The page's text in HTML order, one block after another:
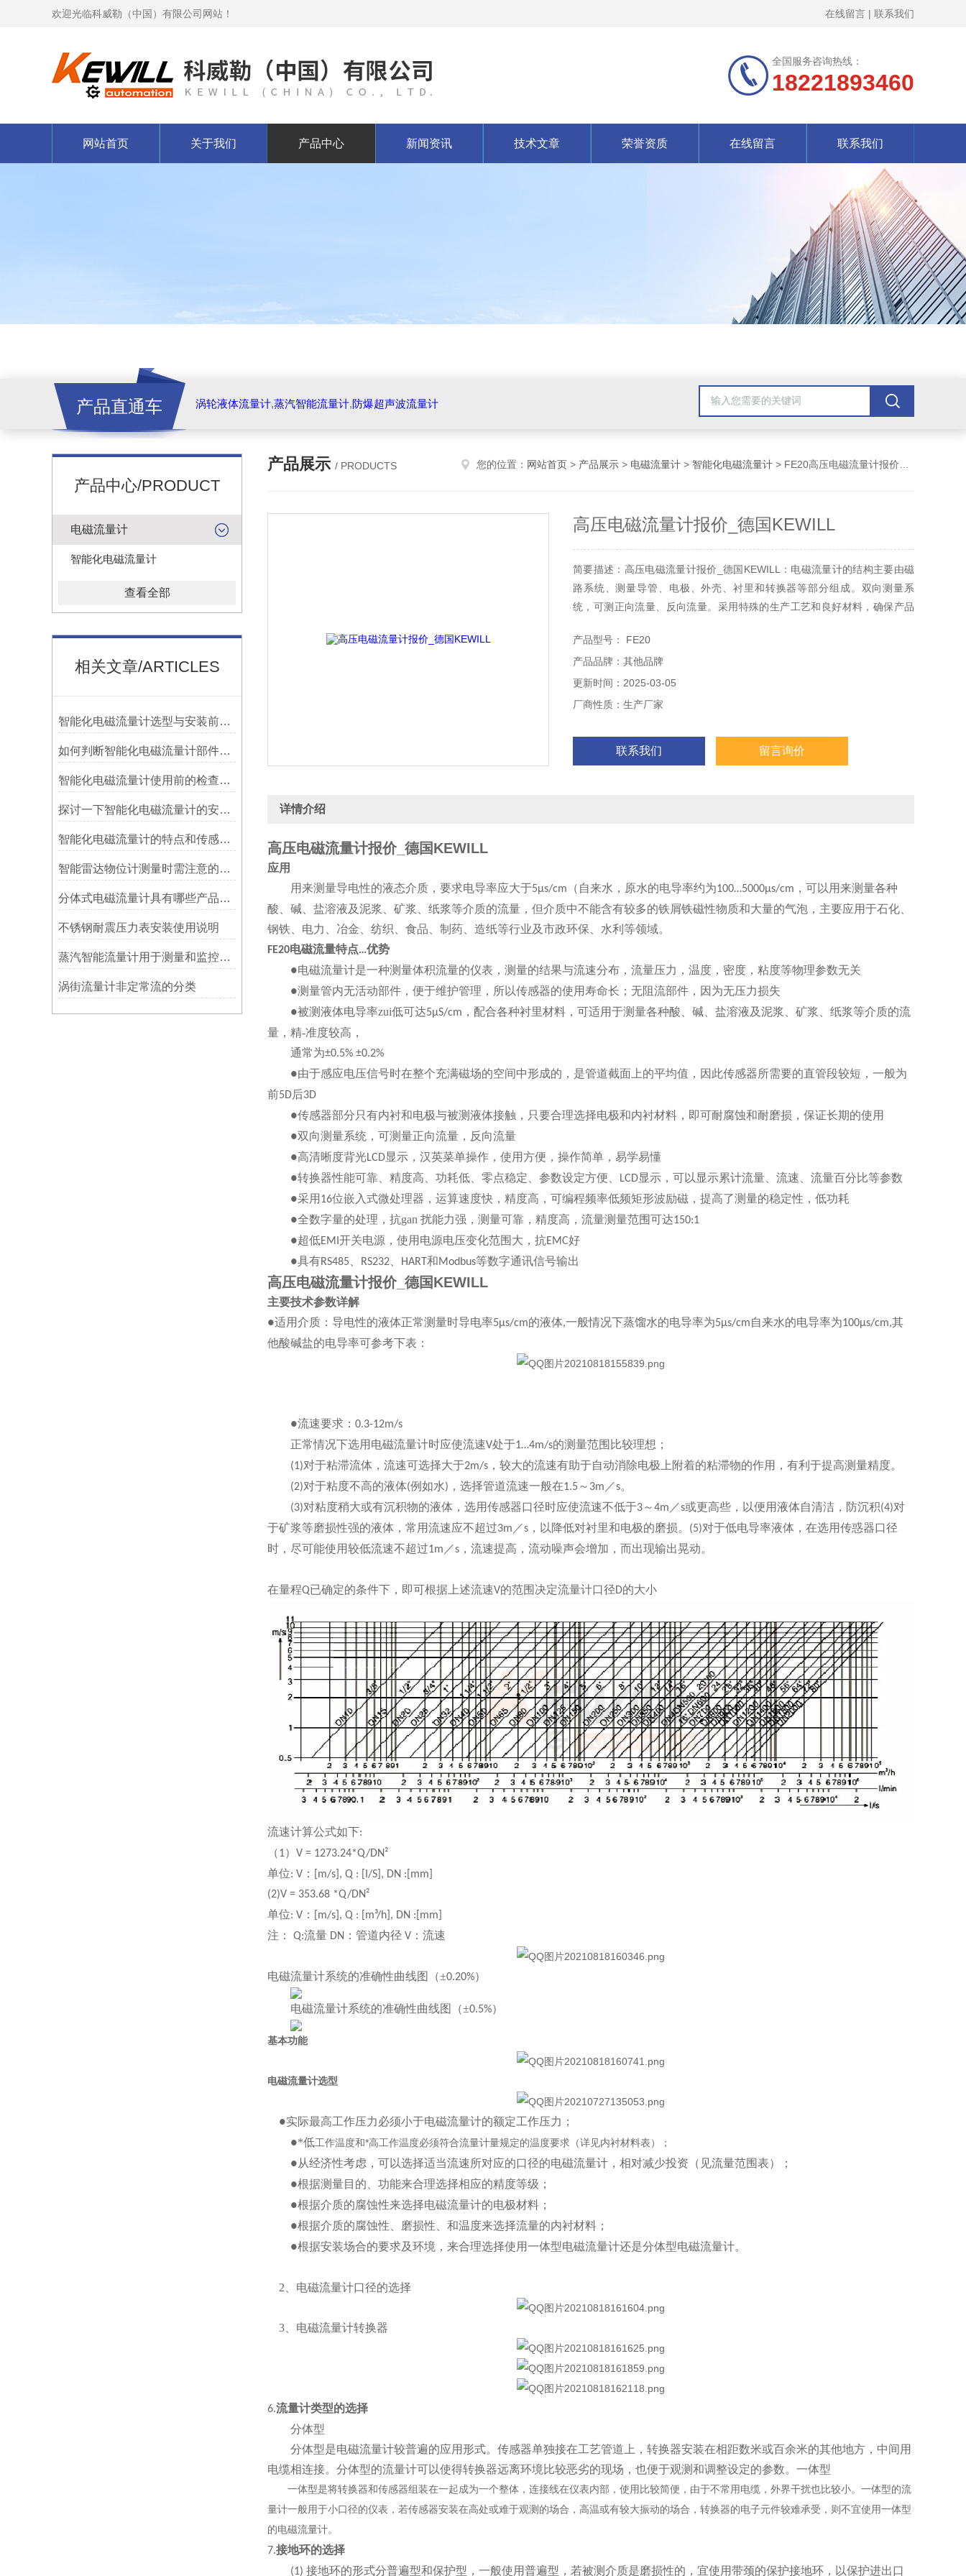
欢迎光临科威勒（中国）有限公司网站！ 在线留言 | 联系我们
全国服务咨询热线：
18221893460
网站首页 关于我们 产品中心 新闻资讯 技术文章 荣誉资质 在线留言 联系我们
产品直通车 涡轮液体流量计,蒸汽智能流量计,防爆超声波流量计
产品中心/PRODUCT
电磁流量计
智能化电磁流量计
查看全部
相关文章/ARTICLES
智能化电磁流量计选型与安装前准备
如何判断智能化电磁流量计部件是否需要更换
智能化电磁流量计使用前的检查工作
探讨一下智能化电磁流量计的安装要求
智能化电磁流量计的特点和传感器安装要点
智能雷达物位计测量时需注意的事项
分体式电磁流量计具有哪些产品特点呢？
不锈钢耐震压力表安装使用说明
蒸汽智能流量计用于测量和监控蒸汽流量的设备
涡街流量计非定常流的分类
产品展示 / PRODUCTS 您的位置： 网站首页 > 产品展示 > 电磁流量计 > 智能化电磁流量计 > FE20高压电磁流量计报价_德国KEWILL
高压电磁流量计报价_德国KEWILL
简要描述：高压电磁流量计报价_德国KEWILL：电磁流量计的结构主要由磁
路系统、测量导管、电极、外壳、衬里和转换器等部分组成。双向测量系
统，可测正向流量、反向流量。采用特殊的生产工艺和良好材料，确保产品
产品型号： FE20
产品品牌：其他品牌
更新时间：2025-03-05
厂商性质：生产厂家
联系我们 留言询价
详情介绍
高压电磁流量计报价_德国KEWILL
应用
用来测量导电性的液态介质，要求电导率应大于5μs/cm （自来水，原水的电导率约为100…5000μs/cm ，可以用来测量各种
酸、碱、盐溶液及泥浆、矿浆、纸浆等介质的流量，但介质中不能含有较多的铁屑铁磁性物质和大量的气泡，主要应用于石化、
钢铁、电力、冶金、纺织、食品、制药、造纸等行业及市政环保、水利等领域。
FE20电磁流量特点…优势
●电磁流量计是一种测量体积流量的仪表，测量的结果与流速分布，流量压力，温度，密度，粘度等物理参数无关
●测量管内无活动部件，便于维护管理，所以传感器的使用寿命长；无阻流部件，因为无压力损失
●被测液体电导率zui低可达5μS/cm ，配合各种衬里材料，可适用于测量各种酸、碱、盐溶液及泥浆、矿浆、纸浆等介质的流
量，精-准度较高，
通常为±0.5% ±0.2%
●由于感应电压信号时在整个充满磁场的空间中形成的，是管道截面上的平均值，因此传感器所需要的直管段较短，一般为
前5D后3D
●传感器部分只有内衬和电极与被测液体接触，只要合理选择电极和内衬材料，即可耐腐蚀和耐磨损，保证长期的使用
●双向测量系统，可测量正向流量，反向流量
●高清晰度背光LCD显示，汉英菜单操作，使用方便，操作简单，易学易懂
●转换器性能可靠、精度高、功耗低、零点稳定、参数设定方便、 LCD显示，可以显示累计流量、流速、流量百分比等参数
●采用 16位嵌入式微处理器，运算速度快，精度高，可编程频率低频矩形波励磁，提高了测量的稳定性，低功耗
●全数字量的处理，抗gan 扰能力强，测量可靠，精度高，流量测量范围可达150:1
●超低EMI 开关电源，使用电源电压变化范围大，抗EMC好
●具有RS485 RS232 HART 和Modbus等数字通讯信号输出
高压电磁流量计报价_德国KEWILL
主要技术参数详解
●适用介质：导电性的液体正常测量时导电率5μs/cm的液体,一般情况下蒸馏水的电导率为5μs/cm自来水的电导率为100μs/cm,其
他酸碱盐的电导率可参考下表：
●流速要求： 0.3-12m/s
正常情况下选用电磁流量计时应使流速V处于1…4m/s的测量范围比较理想；
(1)对于粘滞流体，流速可选择大于2m/s ，较大的流速有助于自动消除电极上附着的粘滞物的作用，有利于提高测量精度。
(2)对于粘度不高的液体(例如水) ，选择管道流速一般在1.5 ～ 3m ／s。
(3)对粘度稍大或有沉积物的液体，选用传感器口径时应使流速不低于3～4m ／s或更高些，以便用液体自清洁，防沉积(4)对
于矿浆等磨损性强的液体，常用流速应不超过3m ／s ，以降低对衬里和电极的磨损。 (5)对于低电导率液体，在选用传惑器口径
时，尽可能使用较低流速不超过1m ／s ，流速提高，流动噪声会增加，而出现输出晃动。
在量程Q已确定的条件下，即可根据上述流速V的范围决定流量计口径D的大小
流速计算公式如下:
（1） V = 1273.24*Q/DN²
单位: V ：
[m/s], Q : [I/S], DN :[mm]
(2)V = 353.68 *Q/DN²
单位: V ： [m/s], Q : [m³/h], DN :[mm]
注： Q:流量 DN ：管道内径 V ：流速
电磁流量计系统的准确性曲线图（±0.20%）
电磁流量计系统的准确性曲线图（±0.5%）
基本功能
电磁流量计选型
●实际最高工作压力必须小于电磁流量计的额定工作压力；
●*低工作温度和*高工作温度必须符合流量计量规定的温度要求（详见内衬材料表）；
●从经济性考虑，可以选择适当流速所对应的口径的电磁流量计，相对减少投资（见流量范围表）；
●根据测量目的、功能来合理选择相应的精度等级；
●根据介质的腐蚀性来选择电磁流量计的电极材料；
●根据介质的腐蚀性、磨损性、和温度来选择流量的内衬材料；
●根据安装场合的要求及环境，来合理选择使用一体型电磁流量计还是分体型电磁流量计。
2、 电磁流量计口径的选择
3、 电磁流量计转换器
6.流量计类型的选择
分体型
分体型是电磁流量计较普遍的应用形式。传感器单独接在工艺管道上，转换器安装在相距数米或百余米的其他地方，中间用
电缆相连接。分体型的流量计可以使得转换器远离环境比较恶劣的现场，也便于观测和调整设定的参数。一体型
一体型是将转换器和传感器组装在一起成为一个整体，连接线在仪表内部，使用比较简便，由于不常用电缆，外界干扰也比较小。一体型的流
量计一般用于小口径的仪表，若传感器安装在高处或难于观测的场合，高温或有较大振动的场合，转换器的电子元件较难承受，则不宜使用一体型
的电磁流量计。
7.接地环的选择
(1) 接地环的形式分普遍型和保护型，一般使用普遍型，若被测介质是磨损性的，宜使用带颈的保护接地环，以保护进出口